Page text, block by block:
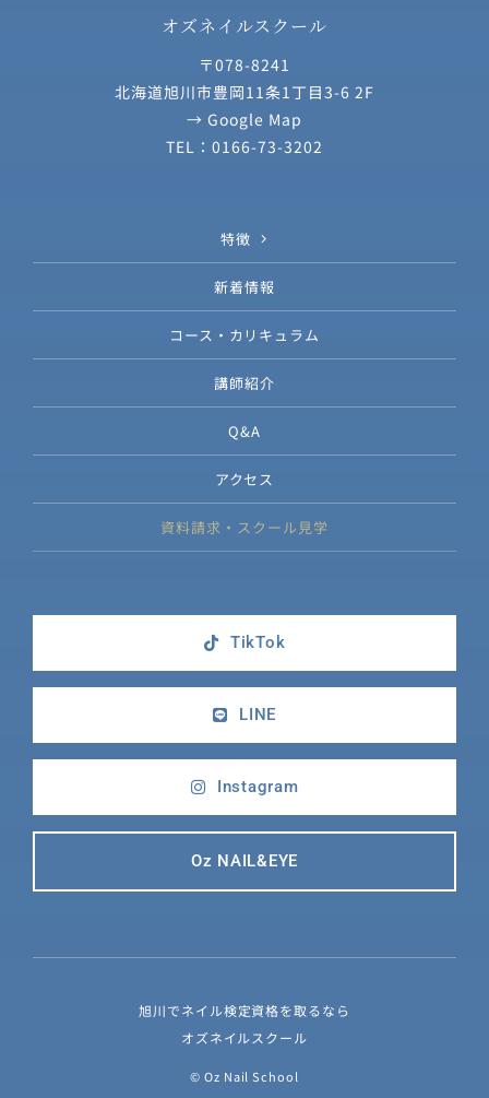
オズネイルスクール
〒078-8241
北海道旭川市豊岡11条1丁目3-6 2F
→ Google Map
TEL：0166-73-3202
特徴
新着情報
コース・カリキュラム
講師紹介
Q&A
アクセス
資料請求・スクール見学
TikTok
LINE
Instagram
Oz NAIL&EYE
旭川でネイル検定資格を取るなら
オズネイルスクール
© Oz Nail School